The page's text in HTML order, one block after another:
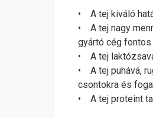
• A tej kiváló
• A tej nagy
gyártó cég fontos
• A tej
• A tej puhává,
csontokra és
• A tej proteint